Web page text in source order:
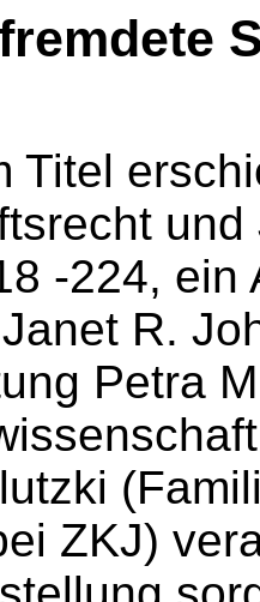
Titel
-224,
R.
Petra
ZKJ)